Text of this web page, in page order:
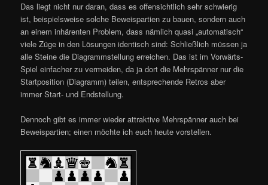
Das liegt nicht nur daran, dass es offensichtlich sehr schwierig
ist, beispielsweise solche Beweispartien zu bauen, sondern auch
an einem inhärenten Problem, dass nämlich quasi „automatisch“
viele Züge in den Lösungen identisch sind: Schließlich müssen ja
alle Steine die Diagrammstellung erreichen. Das ist im Vorwärts-
Spiel einfacher zu vermeiden, da ja dort die Mehrspänner nur die
Startposition (Diagramm) teilen, entsprechende Retros aber
immer Start- und Endstellung.
Dennoch gibt es immer wieder attraktive Mehrspänner auch bei
Beweispartien; einen möchte ich euch heute vorstellen.